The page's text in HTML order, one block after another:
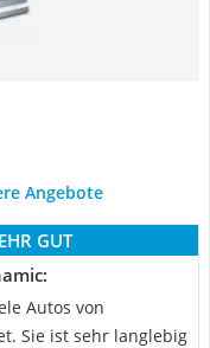
Angebote
GUT
Autos von
Sie ist sehr langlebig